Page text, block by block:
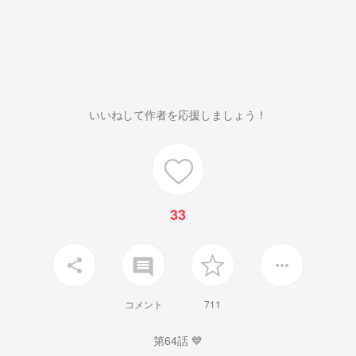
いいねして作者を応援しましょう！
33
share insert_comment
コメント 711
more_horiz
第64話 💙